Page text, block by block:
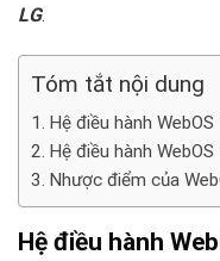
LG.
Tóm tắt nội dung
Hệ điều hành
Hệ điều hành
Nhược điểm của
Hệ điều hành